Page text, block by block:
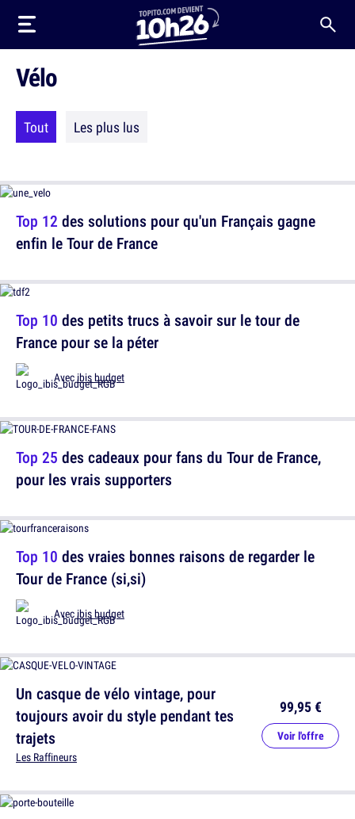
Vélo
Tout Les plus lus
Top 12 des solutions pour qu'un Français gagne
enfin le Tour de France
Top 10 des petits trucs à savoir sur le tour de
France pour se la péter
Avecibis budget
Top 10 des vraies bonnes raisons de regarder le
Tour de France (si,si)
Avecibis budget
Top 25 des cadeaux pour fans du Tour de France,
pour les vrais supporters
Un casque de vélo vintage, pour
toujours avoir du style pendant tes
trajets
Les Raffineurs
99,95 €
Voir l'offre